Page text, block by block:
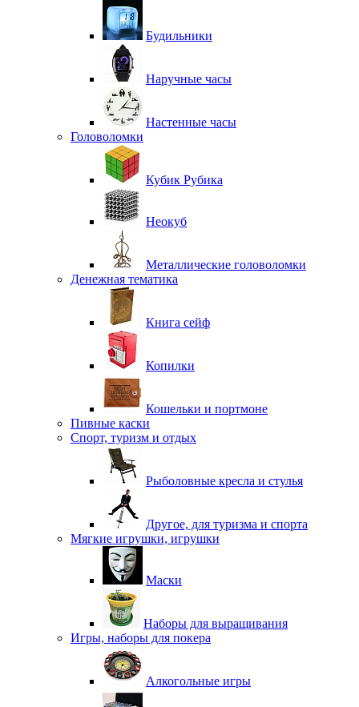
Будильники
Наручные часы
Настенные часы
Головоломки
Кубик Рубика
Неокуб
Металлические головоломки
Денежная тематика
Книга сейф
Копилки
Кошельки и портмоне
Пивные каски
Спорт, туризм и отдых
Рыболовные кресла и стулья
Другое, для туризма и спорта
Мягкие игрушки, игрушки
Маски
Наборы для выращивания
Игры, наборы для покера
Алкогольные игры